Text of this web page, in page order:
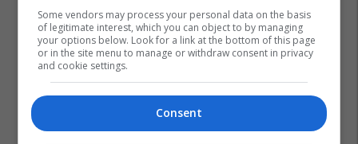
Lvv
Some vendors may process your personal data on the basis
of legitimate interest, which you can object to by managing
your options below. Look for a link at the bottom of this page
or in the site menu to manage or withdraw consent in privacy
and cookie settings.
Consent